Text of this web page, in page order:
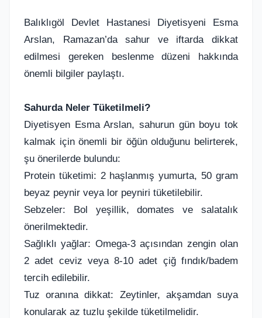
Balıklıgöl Devlet Hastanesi Diyetisyeni Esma
Arslan, Ramazan’da sahur ve iftarda dikkat
edilmesi gereken beslenme düzeni hakkında
önemli bilgiler paylaştı.
Sahurda Neler Tüketilmeli?
Diyetisyen Esma Arslan, sahurun gün boyu tok
kalmak için önemli bir öğün olduğunu belirterek,
şu önerilerde bulundu:
Protein tüketimi: 2 haşlanmış yumurta, 50 gram
beyaz peynir veya lor peyniri tüketilebilir.
Sebzeler: Bol yeşillik, domates ve salatalık
önerilmektedir.
Sağlıklı yağlar: Omega-3 açısından zengin olan
2 adet ceviz veya 8-10 adet çiğ fındık/badem
tercih edilebilir.
Tuz oranına dikkat: Zeytinler, akşamdan suya
konularak az tuzlu şekilde tüketilmelidir.